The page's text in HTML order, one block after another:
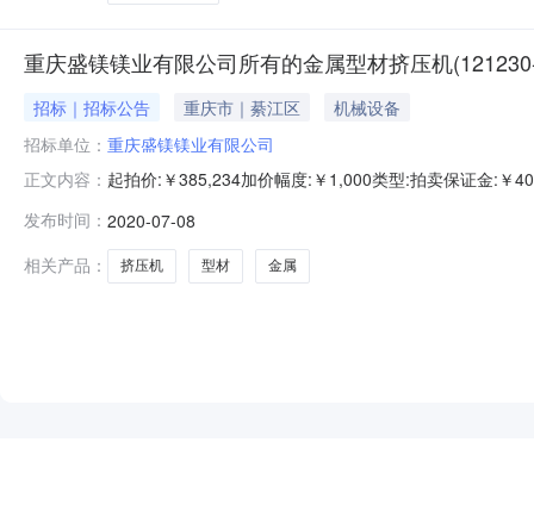
重庆盛镁镁业有限公司所有的金属型材挤压机
招标｜招标公告 重庆市｜綦江区
机械设备
招标单位： 重庆盛镁镁业有限公司
正文内容： 起拍价:￥385,234加价幅度:￥1,000类型:拍卖保证金:￥
外）在淘宝网司法拍卖网络平台（网址https://
发布时间： 2020-07-08
相关产品：
挤压机 型材 金属